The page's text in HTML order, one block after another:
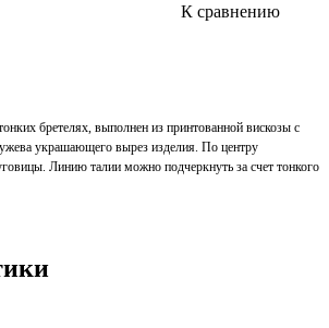
К сравнению
бретелях, выполнен из принтованной вискозы с
украшающего вырез изделия. По центру
Линию талии можно подчеркнуть за счет тонкого